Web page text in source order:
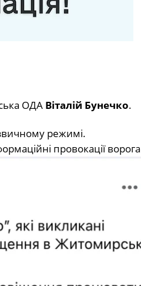
ОДА Віталій Бунечко.
режимі.
провокації